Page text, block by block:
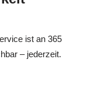
ist an 365
– jederzeit.